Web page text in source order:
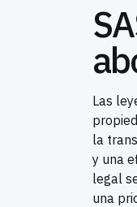
Las
la
y una
legal
una